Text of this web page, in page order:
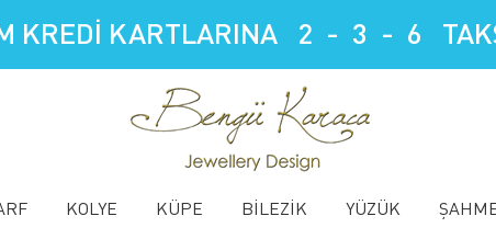
KREDİ KARTLARINA 2 - 3 - 6
KOLYE KÜPE BİLEZİK YÜZÜK